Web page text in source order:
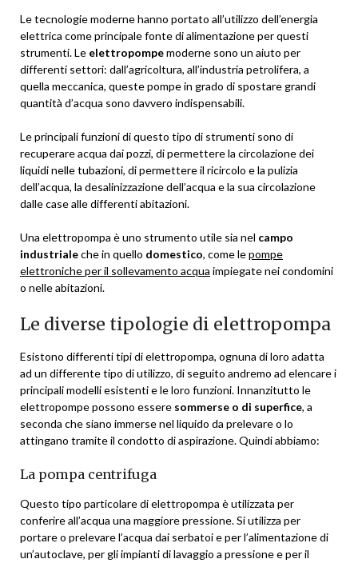
Le tecnologie moderne hanno portato all’utilizzo dell’energia
elettrica come principale fonte di alimentazione per questi
strumenti. Le elettropompemoderne sono un aiuto per
differenti settori: dall’agricoltura, all’industria petrolifera, a
quella meccanica, queste pompe in grado di spostare grandi
quantità d’acqua sono davvero indispensabili.
Le principali funzioni di questo tipo di strumenti sono di
recuperare acqua dai pozzi, di permettere la circolazione dei
liquidi nelle tubazioni, di permettere il ricircolo e la pulizia
dell’acqua, la desalinizzazione dell’acqua e la sua circolazione
dalle case alle differenti abitazioni.
Una elettropompa è uno strumento utile sia nel campo
industrialeche in quello domestico, come lepompe
elettroniche per il sollevamento acqua impiegate nei condomini
o nelle abitazioni.
Le diverse tipologie di elettropompa
Esistono differenti tipi di elettropompa, ognuna di loro adatta
ad un differente tipo di utilizzo, di seguito andremo ad elencare i
principali modelli esistenti e le loro funzioni. Innanzitutto le
elettropompe possono essere sommerse o di superfice, a
seconda che siano immerse nel liquido da prelevare o lo
attingano tramite il condotto di aspirazione. Quindi abbiamo:
La pompa centrifuga
Questo tipo particolare di elettropompa è utilizzata per
conferire all’acqua una maggiore pressione. Si utilizza per
portare o prelevare l’acqua dai serbatoi e per l’alimentazione di
un’autoclave, per gli impianti di lavaggio a pressione e per il